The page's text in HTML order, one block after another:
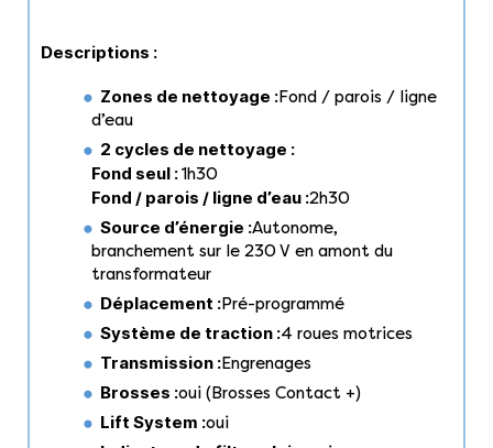
Descriptions :
Zones de nettoyage :Fond / parois / ligne
d’eau
2 cycles de nettoyage :
Fond seul :1h30
Fond / parois / ligne d’eau :2h30
Source d’énergie :Autonome,
branchement sur le 230 V en amont du
transformateur
Déplacement :Pré-programmé
Système de traction :4 roues motrices
Transmission :Engrenages
Brosses :oui (Brosses Contact +)
Lift System :oui